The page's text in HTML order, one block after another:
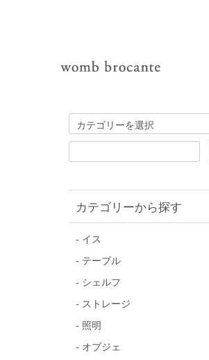
カテゴリーから探す
- イス
- テーブル
- シェルフ
- ストレージ
- 照明
- オブジェ